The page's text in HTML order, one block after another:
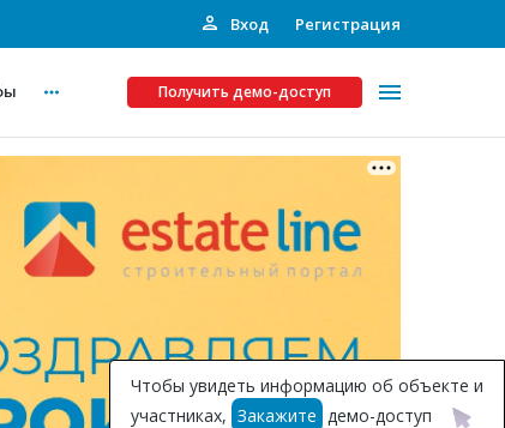
Вход Регистрация
Получить демо-доступ
Платные услуги
Рекламодателям
Инвестпроекты
Подписка на Базу
Чтобы увидеть информацию об объекте и
участниках, Закажите демо-доступ